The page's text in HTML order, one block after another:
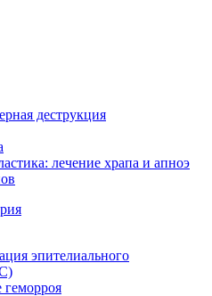
деструкция
лечение храпа и апноэ
эпителиального
геморроя